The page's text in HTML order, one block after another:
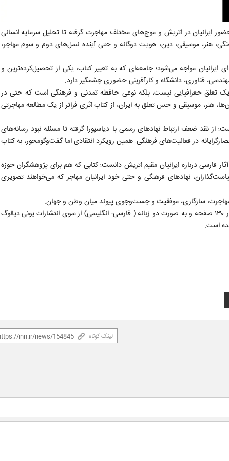
ایرانیان در اتریش و موج‌های مختلف مهاجرت گرفته تا تحلیل سرمایه انسانی
هنر، موسیقی، دین، هویت دوگانه و حتی آینده نسل‌های دوم و سوم مهاجر،
مواجه می‌شود؛ جامعه‌ای که به تعبیر کتاب، یکی از تحصیل‌کرده‌ترین و
فناوری، دانشگاه و کارآفرینی حضوری چشمگیر دارد.
تعلق جغرافیایی نیست، بلکه نوعی حافظه تمدنی و فرهنگی است که حتی در
هنر، موسیقی و حس تعلق به ایران، از کتاب اثری فراتر از یک مطالعه مهاجرتی
نقد ضعف ارتباط نهادهای رسمی با دیاسپورا گرفته تا مسئله نبود رسانه‌های
در فعالیت‌های فرهنگی. همین رویکرد انتقادی اما گفت‌وگومحور، به کتاب
فارسی درباره ایرانیان مقیم اتریش دانست؛ کتابی که هم برای پژوهشگران حوزه
نهادهای فرهنگی و حتی خود ایرانیان مهاجر که می‌خواهند تصویری
مهاجرت، سازگاری، موفقیت و جست‌وجوی پیوند میان وطن و جهان.
کتاب «جامعه ایرانیان در اتریش؛ دیاسپورای ایرانی، هویت و همگرایی اجتماعی» در ۱۳۰ صفحه و به صورت دو زبانه ( فارسی- انگلیسی) از سوی انتشارات یونی دیالوگ
است.
لینک کوتاه